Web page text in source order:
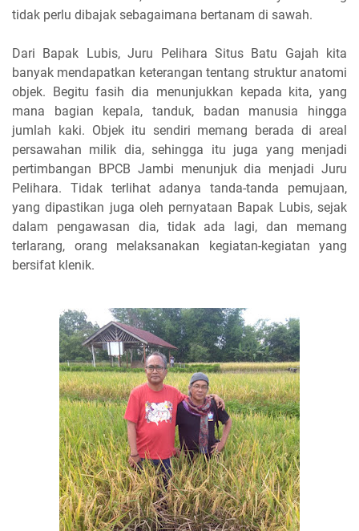
tidak perlu dibajak sebagaimana bertanam di sawah.
Dari Bapak Lubis, Juru Pelihara Situs Batu Gajah kita
banyak mendapatkan keterangan tentang struktur anatomi
objek. Begitu fasih dia menunjukkan kepada kita, yang
mana bagian kepala, tanduk, badan manusia hingga
jumlah kaki. Objek itu sendiri memang berada di areal
persawahan milik dia, sehingga itu juga yang menjadi
pertimbangan BPCB Jambi menunjuk dia menjadi Juru
Pelihara. Tidak terlihat adanya tanda-tanda pemujaan,
yang dipastikan juga oleh pernyataan Bapak Lubis, sejak
dalam pengawasan dia, tidak ada lagi, dan memang
terlarang, orang melaksanakan kegiatan-kegiatan yang
bersifat klenik.